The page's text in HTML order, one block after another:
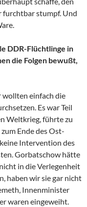
furchtbar stumpf. Und
DDR-Flüchtlinge in
die Folgen bewußt,
wollten einfach die
Es war Teil
Weltkrieg, führte zu
Ende des Ost-
Intervention des
Gorbatschow hätte
in die Verlegenheit
haben wir sie gar nicht
Innenminister
waren eingeweiht.